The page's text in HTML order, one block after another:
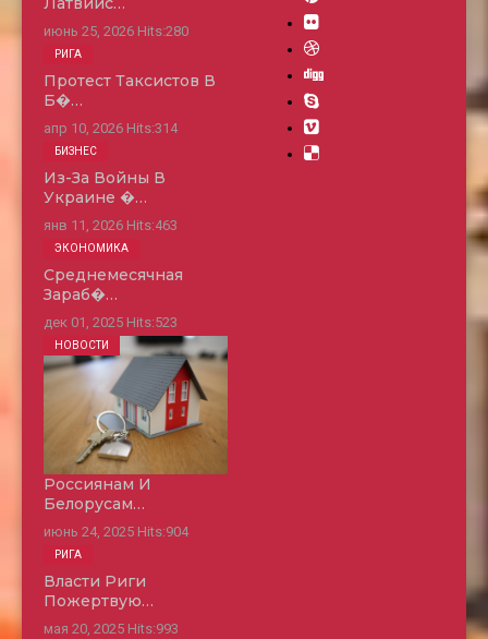
июнь 25, 2026 Hits:280
Протест Таксистов В
Б�…
апр 10, 2026 Hits:314
РИГА
Из-За Войны В
Украине �…
янв 11, 2026 Hits:463
БИЗНЕС
Среднемесячная
Зараб�…
дек 01, 2025 Hits:523
ЭКОНОМИКА
Россиянам И
Белорусам…
июнь 24, 2025 Hits:904
НОВОСТИ
Власти Риги
Пожертвую…
мая 20, 2025 Hits:993
РИГА